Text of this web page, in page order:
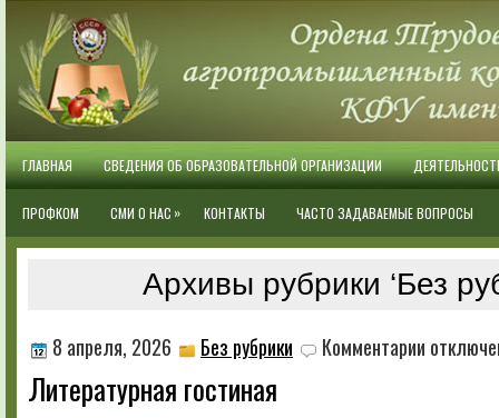
ГЛАВНАЯ СВЕДЕНИЯ ОБ ОБРАЗОВАТЕЛЬНОЙ ОРГАНИЗАЦИИ
ПРОФКОМ СМИ О НАС » КОНТАКТЫ ЧАСТО ЗАДАВАЕМЫЕ ВОПРОСЫ
Архивы рубрики ‘Без
8 апреля, 2026 Без рубрики Комментарии записи
Литературная гостиная